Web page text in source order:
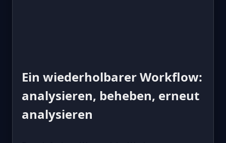
Ein wiederholbarer Workflow:
analysieren, beheben, erneut
analysieren